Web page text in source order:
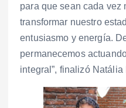
para que sean cada vez
transformar nuestro
entusiasmo y energía.
permanecemos
integral”, finalizó Natália